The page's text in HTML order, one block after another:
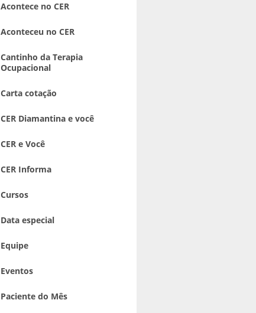
Acontece no CER
Aconteceu no CER
Cantinho da Terapia
Ocupacional
Carta cotação
CER Diamantina e você
CER e Você
CER Informa
Cursos
Data especial
Equipe
Eventos
Paciente do Mês